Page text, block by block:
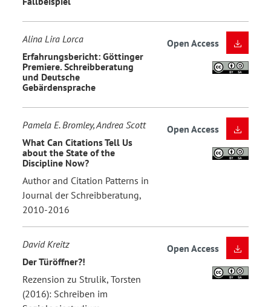
Alina Lira Lorca
Erfahrungsbericht: Göttinger
Premiere. Schreibberatung
und Deutsche
Gebärdensprache
Open Access
Pamela E. Bromley, Andrea Scott
What Can Citations Tell Us
about the State of the
Discipline Now?
Author and Citation Patterns in
Journal der Schreibberatung,
2010-2016
Open Access
David Kreitz
Der Türöffner?!
Rezension zu Strulik, Torsten
(2016): Schreiben im
Open Access